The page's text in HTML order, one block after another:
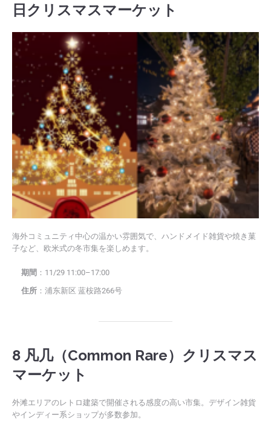
日クリスマスマーケット
海外コミュニティ中心の温かい雰囲気で、ハンドメイド雑貨や焼き菓
子など、欧米式の冬市集を楽しめます。
期間 ：11/29 11:00–17:00
住所 ：浦东新区 蓝桉路266号
8 凡几（Common Rare）クリスマス
マーケット
外滩エリアのレトロ建築で開催される感度の高い市集。デザイン雑貨
やインディー系ショップが多数参加。